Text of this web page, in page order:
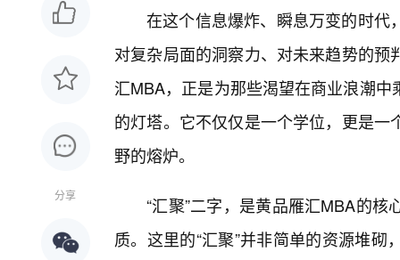
分享
在这个信息爆炸、瞬息万变的时代
对复杂局面的洞察力、对未来趋势的
汇MBA，正是为那些渴望在商业浪潮
的灯塔。它不仅仅是一个学位，更是
野的熔炉。
“汇聚”二字，是黄品雁汇MBA的
质。这里的“汇聚”并非简单的资源堆